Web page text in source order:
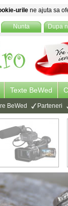
urile ne ajuta sa
Nunta Dupa
Texte BeWed
BeWed Parteneri